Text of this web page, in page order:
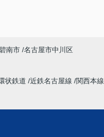
南市 名古屋市中川区
状鉄道 近鉄名古屋線 関西本線